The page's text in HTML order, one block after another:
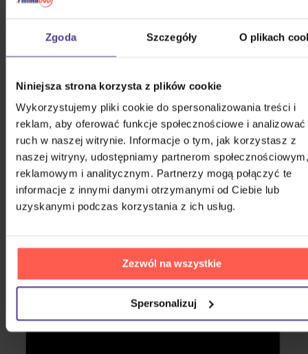
Zgoda Szczegóły O plikach
Niniejsza strona korzysta z plików cookie
Wykorzystujemy pliki cookie do spersonalizowania treści i
reklam, aby oferować funkcje społecznościowe i analizować
ruch w naszej witrynie. Informacje o tym, jak korzystasz z
naszej witryny, udostępniamy partnerom społecznościowym,
reklamowym i analitycznym. Partnerzy mogą połączyć te
informacje z innymi danymi otrzymanymi od Ciebie lub
uzyskanymi podczas korzystania z ich usług.
Zezwól na wszystkie
Spersonalizuj
Dear Diary : 2016.07.29
FEVER
THANXX
TO THE BEAT
INCEPTION